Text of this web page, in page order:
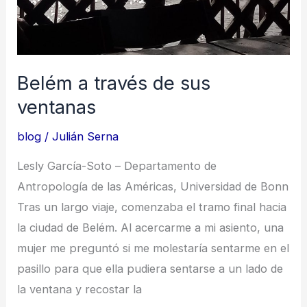
Goeldi
Belém a través de sus
ventanas
blog /Julián Serna
Lesly García-Soto – Departamento de
Antropología de las Américas, Universidad de Bonn
Tras un largo viaje, comenzaba el tramo final hacia
la ciudad de Belém. Al acercarme a mi asiento, una
mujer me preguntó si me molestaría sentarme en el
pasillo para que ella pudiera sentarse a un lado de
la ventana y recostar la